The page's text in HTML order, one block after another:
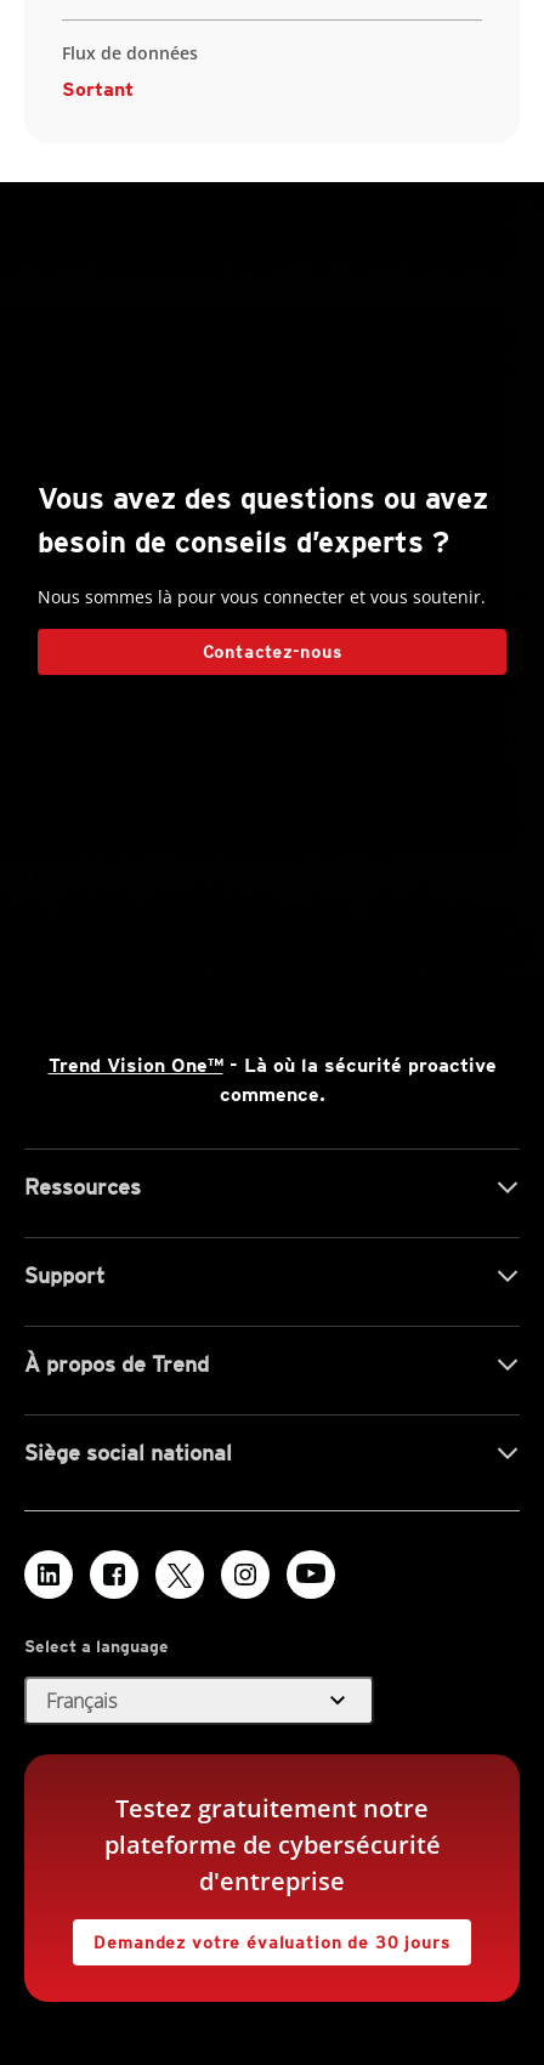
Flux de données
Sortant
Vous avez des questions ou avez
besoin de conseils d’experts ?
Nous sommes là pour vous connecter et vous soutenir.
Contactez-nous
Trend Vision One™- Là où la sécurité proactive
commence.
Ressources
Support
À propos de Trend
Siège social national
Select a language
Français expand_more
Testez gratuitement notre
plateforme de cybersécurité
d'entreprise
Demandez votre évaluation de 30 jours